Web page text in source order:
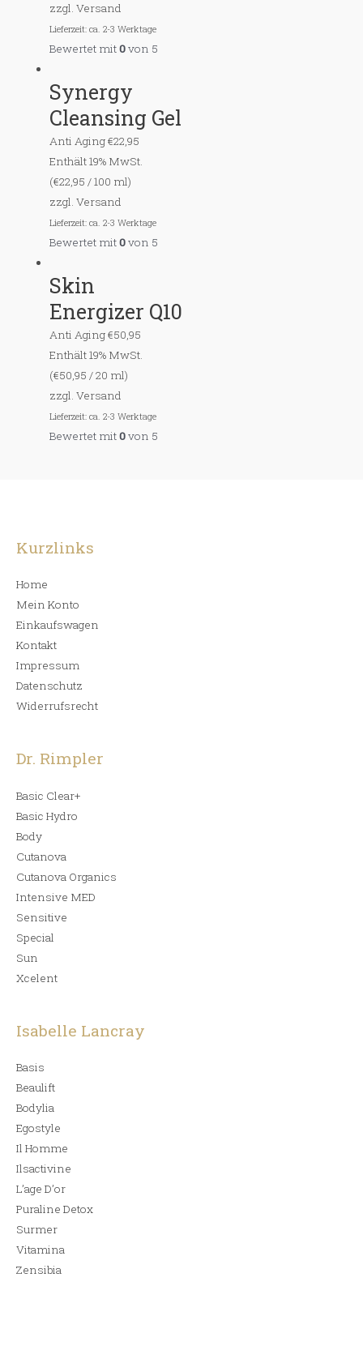
zzgl.Versand
Lieferzeit: ca. 2-3 Werktage
Bewertet mit0von 5
Synergy
Cleansing Gel
Anti Aging€22,95
Enthält 19% MwSt.
(€22,95 / 100 ml)
zzgl.Versand
Lieferzeit: ca. 2-3 Werktage
Bewertet mit0von 5
Skin
Energizer Q10
Anti Aging€50,95
Enthält 19% MwSt.
(€50,95 / 20 ml)
zzgl.Versand
Lieferzeit: ca. 2-3 Werktage
Bewertet mit0von 5
Kurzlinks
Home
Mein Konto
Einkaufswagen
Kontakt
Impressum
Datenschutz
Widerrufsrecht
Dr. Rimpler
Basic Clear+
Basic Hydro
Body
Cutanova
Cutanova Organics
Intensive MED
Sensitive
Special
Sun
Xcelent
Isabelle Lancray
Basis
Beaulift
Bodylia
Egostyle
Il Homme
Ilsactivine
L’age D’or
Puraline Detox
Surmer
Vitamina
Zensibia